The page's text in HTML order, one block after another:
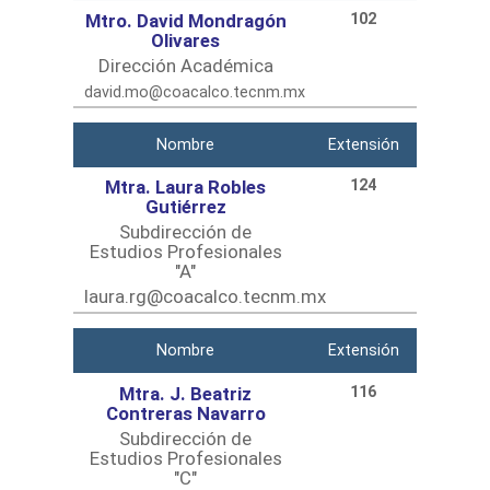
Mtro. David Mondragón
Olivares
Dirección Académica
david.mo@coacalco.tecnm.mx
102
Nombre Extensión
Mtra. Laura Robles
Gutiérrez
Subdirección de
Estudios Profesionales
"A"
laura.rg@coacalco.tecnm.mx
124
Nombre Extensión
Mtra. J. Beatriz
Contreras Navarro
Subdirección de
Estudios Profesionales
"C"
116